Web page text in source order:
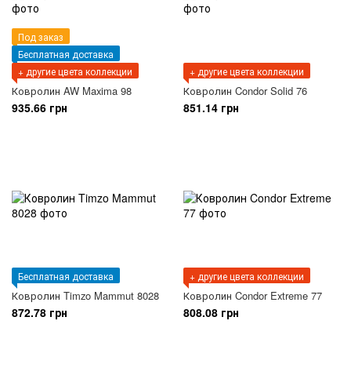
Под заказ
Бесплатная доставка
+ другие цвета коллекции
Ковролин AW Maxima 98
935.66 грн
+ другие цвета коллекции
Ковролин Condor Solid 76
851.14 грн
Бесплатная доставка
Ковролин Timzo Mammut 8028
872.78 грн
+ другие цвета коллекции
Ковролин Condor Extreme 77
808.08 грн